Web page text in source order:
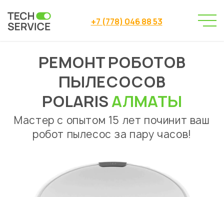
+7 (778) 046 88 53
Сервисный центр
→
Ремонт роботов пылесосов
→
Ремонт роботов пылесосов Polaris Алматы
РЕМОНТ РОБОТОВ
ПЫЛЕСОСОВ
POLARISАЛМАТЫ
Мастер с опытом 15 лет починит ваш
робот пылесос за пару часов!